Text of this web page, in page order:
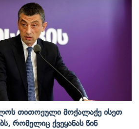
Თითოეული Მოქალაქე Ისეთ
Რომელიც Ქვეყანას Წინ